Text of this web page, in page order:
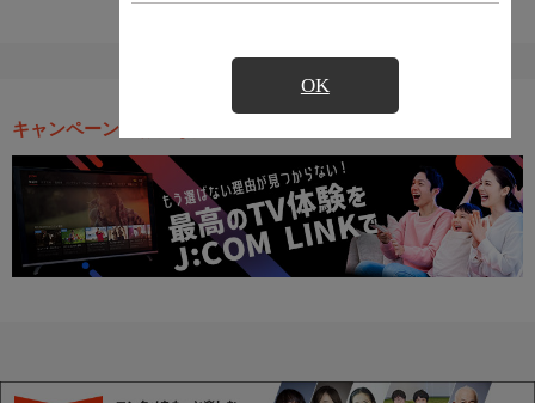
OK
キャンペーン・お得な情報